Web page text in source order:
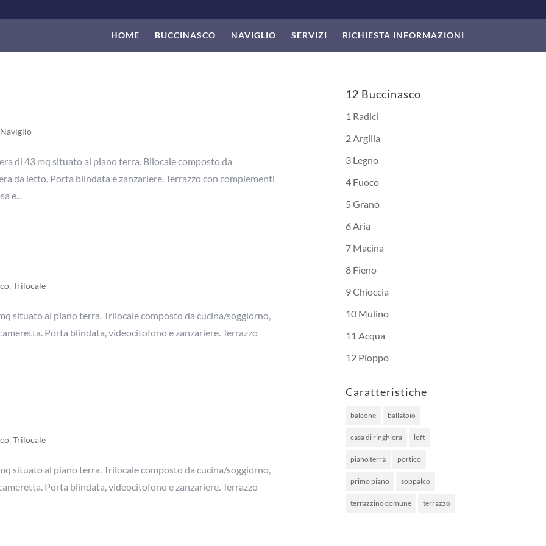
HOME BUCCINASCO NAVIGLIO SERVIZI RICHIESTA INFORMAZIONI
di 43 mq situato al piano terra. Bilocale composto da
da letto. Porta blindata e zanzariere. Terrazzo con complementi
e...
,Trilocale
situato al piano terra. Trilocale composto da cucina/soggiorno,
Porta blindata, videocitofono e zanzariere. Terrazzo
,Trilocale
situato al piano terra. Trilocale composto da cucina/soggiorno,
Porta blindata, videocitofono e zanzariere. Terrazzo
12 Buccinasco
1 Radici
2 Argilla
3 Legno
4 Fuoco
5 Grano
6 Aria
7 Macina
8 Fieno
9 Chioccia
10 Mulino
11 Acqua
12 Pioppo
Caratteristiche
balcone ballatoio
casa di ringhiera loft
piano terra portico
primo piano soppalco
terrazzino comune terrazzo